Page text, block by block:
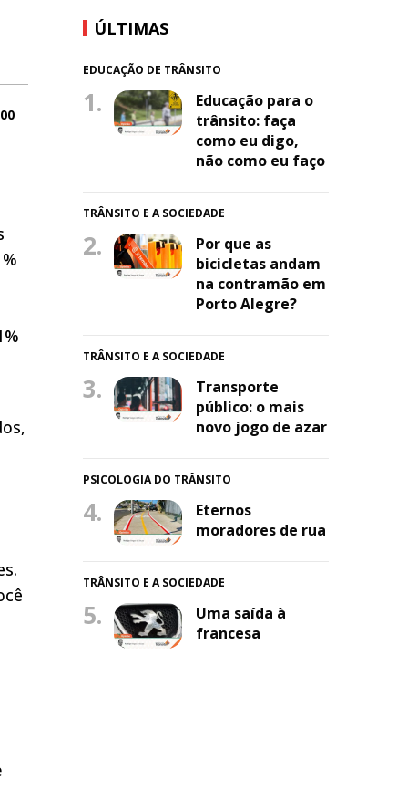
ÚLTIMAS
EDUCAÇÃO DE TRÂNSITO
1.
Educação para o
trânsito: faça
como eu digo,
não como eu faço
TRÂNSITO E A SOCIEDADE
2.
Por que as
bicicletas andam
na contramão em
Porto Alegre?
TRÂNSITO E A SOCIEDADE
3.
Transporte
público: o mais
novo jogo de azar
PSICOLOGIA DO TRÂNSITO
4.
Eternos
moradores de rua
TRÂNSITO E A SOCIEDADE
5.
Uma saída à
francesa